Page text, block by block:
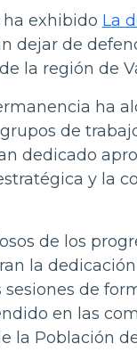
ha exhibido La
dejar de
la región de
ha
de
dedicado
y la
de los
la
de
en las
la Población